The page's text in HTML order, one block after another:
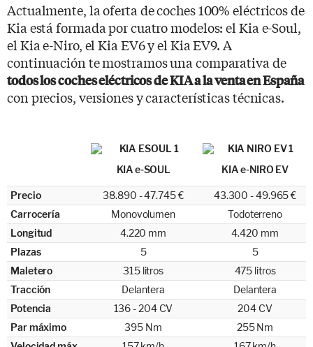
Actualmente, la oferta de coches 100% eléctricos de
Kia está formada por cuatro modelos: el Kia e-Soul,
el Kia e-Niro, el Kia EV6 y el Kia EV9. A
continuación te mostramos una comparativa de
todos los coches eléctricos de KIA a la venta en España
con precios, versiones y características técnicas.
KIA e-SOUL KIA e-NIRO EV
Precio 38.890 - 47.745 €
43.300 - 49.965 €
Carrocería
Monovolumen
Todoterreno
Longitud
4.220 mm
4.420 mm
Plazas
5
5
Maletero
315 litros
475 litros
Tracción
Delantera
Delantera
Potencia
136 - 204 CV
204 CV
Par máximo
395 Nm
255 Nm